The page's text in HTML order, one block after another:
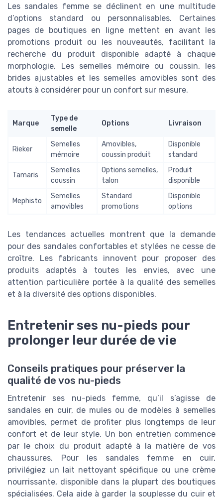
Les sandales femme se déclinent en une multitude
d’options standard ou personnalisables. Certaines
pages de boutiques en ligne mettent en avant les
promotions produit ou les nouveautés, facilitant la
recherche du produit disponible adapté à chaque
morphologie. Les semelles mémoire ou coussin, les
brides ajustables et les semelles amovibles sont des
atouts à considérer pour un confort sur mesure.
Marque
Type de
semelle
Options Livraison
Rieker
Semelles
mémoire
Amovibles,
coussin produit
Disponible
standard
Tamaris
Semelles
coussin
Options semelles,
talon
Produit
disponible
Mephisto
Semelles
amovibles
Standard
promotions
Disponible
options
Les tendances actuelles montrent que la demande
pour des sandales confortables et stylées ne cesse de
croître. Les fabricants innovent pour proposer des
produits adaptés à toutes les envies, avec une
attention particulière portée à la qualité des semelles
et à la diversité des options disponibles.
Entretenir ses nu-pieds pour
prolonger leur durée de vie
Conseils pratiques pour préserver la
qualité de vos nu-pieds
Entretenir ses nu-pieds femme, qu’il s’agisse de
sandales en cuir, de mules ou de modèles à semelles
amovibles, permet de profiter plus longtemps de leur
confort et de leur style. Un bon entretien commence
par le choix du produit adapté à la matière de vos
chaussures. Pour les sandales femme en cuir,
privilégiez un lait nettoyant spécifique ou une crème
nourrissante, disponible dans la plupart des boutiques
spécialisées. Cela aide à garder la souplesse du cuir et